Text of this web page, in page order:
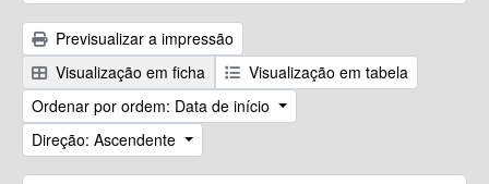
Previsualizar a impressão
Visualização em ficha
Visualização em tabela
Ordenar por ordem: Data de início
Direção: Ascendente